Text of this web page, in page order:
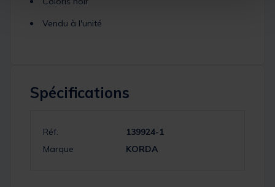
Vendu à l'unité
Spécifications
Réf.
139924-1
Marque
KORDA